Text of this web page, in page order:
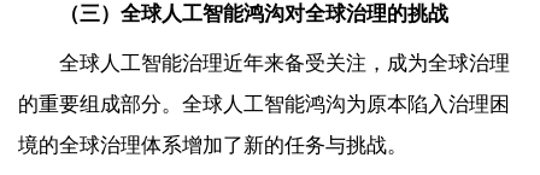
（三）全球人工智能鸿沟对全球治理的挑战
全球人工智能治理近年来备受关注，成为全球治理
的重要组成部分。全球人工智能鸿沟为原本陷入治理困
境的全球治理体系增加了新的任务与挑战。